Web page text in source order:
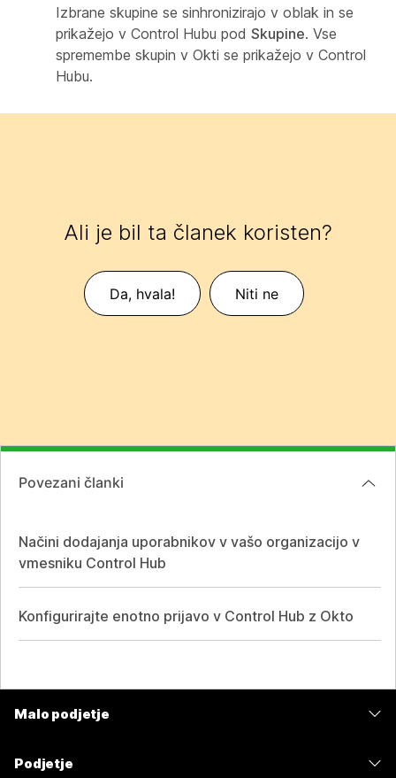
Izbrane skupine se sinhronizirajo v oblak in se
prikažejo v Control Hubu pod Skupine. Vse
spremembe skupin v Okti se prikažejo v Control
Hubu.
Ali je bil ta članek koristen?
Da, hvala! Niti ne
Povezani članki
Načini dodajanja uporabnikov v vašo organizacijo v
vmesniku Control Hub
Konfigurirajte enotno prijavo v Control Hub z Okto
Malo podjetje
Podjetje